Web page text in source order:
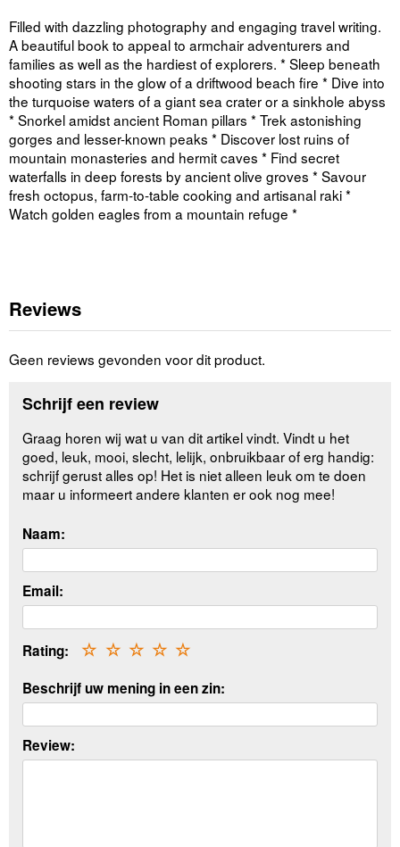
Filled with dazzling photography and engaging travel writing.
A beautiful book to appeal to armchair adventurers and
families as well as the hardiest of explorers. * Sleep beneath
shooting stars in the glow of a driftwood beach fire * Dive into
the turquoise waters of a giant sea crater or a sinkhole abyss
* Snorkel amidst ancient Roman pillars * Trek astonishing
gorges and lesser-known peaks * Discover lost ruins of
mountain monasteries and hermit caves * Find secret
waterfalls in deep forests by ancient olive groves * Savour
fresh octopus, farm-to-table cooking and artisanal raki *
Watch golden eagles from a mountain refuge *
Reviews
Geen reviews gevonden voor dit product.
Schrijf een review
Graag horen wij wat u van dit artikel vindt. Vindt u het
goed, leuk, mooi, slecht, lelijk, onbruikbaar of erg handig:
schrijf gerust alles op! Het is niet alleen leuk om te doen
maar u informeert andere klanten er ook nog mee!
Naam:
Email:
Rating: ☆
☆
☆
☆
☆
Beschrijf uw mening in een zin:
Review: